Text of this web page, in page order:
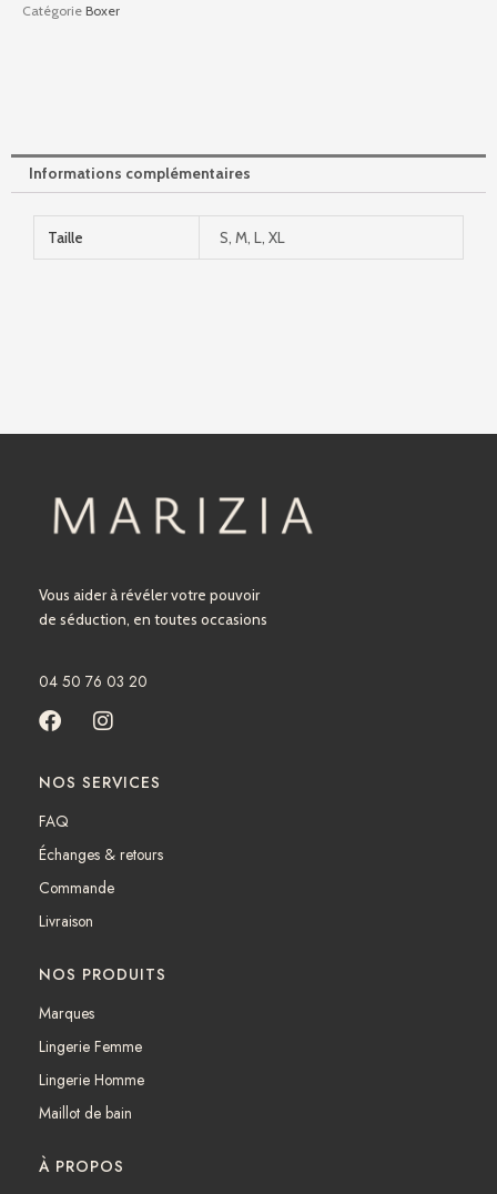
Catégorie Boxer
Informations complémentaires
Taille S, M, L, XL
Vous aider à révéler votre pouvoir
de séduction, en toutes occasions
04 50 76 03 20
F
e
b
o
k
I
t
r
a
NOS SERVICES
FAQ
Échanges & retours
Commande
Livraison
NOS PRODUITS
Marques
Lingerie Femme
Lingerie Homme
Maillot de bain
À PROPOS